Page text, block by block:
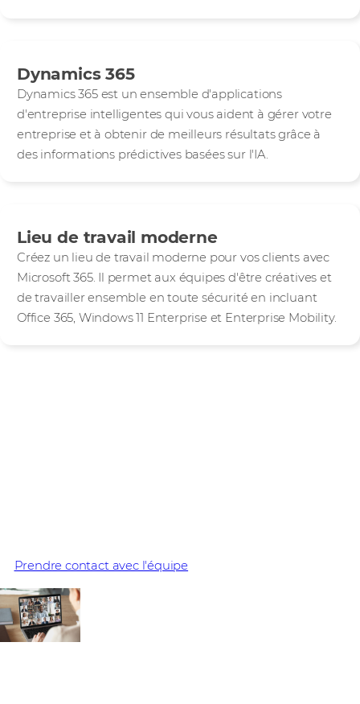
Dynamics 365
Dynamics 365 est un ensemble d'applications
d'entreprise intelligentes qui vous aident à gérer votre
entreprise et à obtenir de meilleurs résultats grâce à
des informations prédictives basées sur l'IA.
Lieu de travail moderne
Créez un lieu de travail moderne pour vos clients avec
Microsoft 365. Il permet aux équipes d'être créatives et
de travailler ensemble en toute sécurité en incluant
Office 365, Windows 11 Enterprise et Enterprise Mobility.
Prendre contact avec l'équipe